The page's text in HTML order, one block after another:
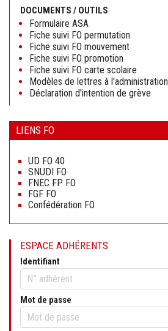
DOCUMENTS / OUTILS
Formulaire ASA
Fiche suivi FO permutation
Fiche suivi FO mouvement
Fiche suivi FO promotion
Fiche suivi FO carte scolaire
Modèles de lettres à l'administration
Déclaration d'intention de grève
LIENS FO
contenu
UD FO 40
SNUDI FO
FNEC FP FO
FGF FO
Confédération FO
ESPACE ADHÉRENTS
Identifiant
Mot de passe